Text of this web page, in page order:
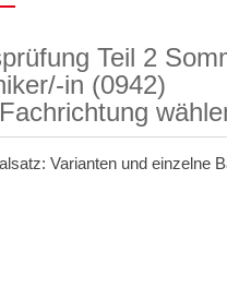
Teil 2
in (0942)
Varianten und einzelne